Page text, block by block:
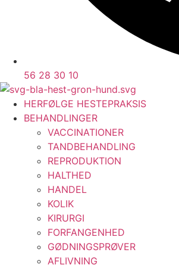
56 28 30 10
HERFØLGE HESTEPRAKSIS
BEHANDLINGER
VACCINATIONER
TANDBEHANDLING
REPRODUKTION
HALTHED
HANDEL
KOLIK
KIRURGI
FORFANGENHED
GØDNINGSPRØVER
AFLIVNING